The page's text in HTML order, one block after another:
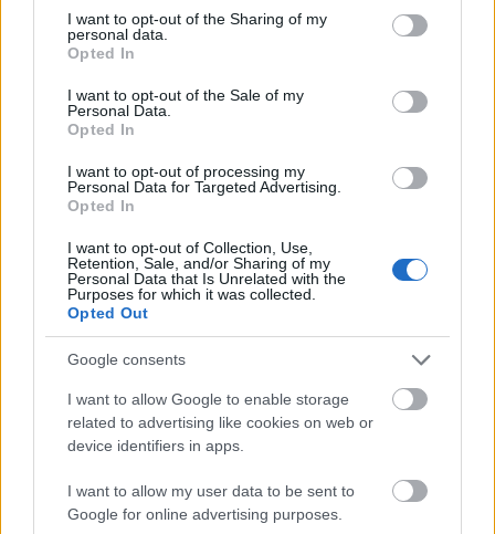
not limited to your visit or usage behaviour. You may click to
grant or deny consent to Google and its third-party tags to
use your data for below specified purposes in below Google
consent section.
I want to opt-out of the Sharing of my
personal data.
Opted In
I want to opt-out of the Sale of my
Personal Data.
Opted In
I want to opt-out of processing my
Personal Data for Targeted Advertising.
Opted In
I want to opt-out of Collection, Use,
Retention, Sale, and/or Sharing of my
Personal Data that Is Unrelated with the
Purposes for which it was collected.
Opted Out
Google consents
I want to allow Google to enable storage
related to advertising like cookies on web or
device identifiers in apps.
I want to allow my user data to be sent to
Google for online advertising purposes.
napod van és ma jól érzem magam, megvan a
ritmus. Brooklynban lepacsizok Hollaubek Petiékkel,
egy nem szerény méretű magyar zászló alatt állnak
precízen a megbeszélt ponton, az IT-sok ilyenek.
Minden nagyon gyorsan megy féltávig és ez jó,
az ortodox zsidónegyedben, a gospel kórust a fekete
templom előtt, milliók szurkolnak. Beér engem a
tempóm, csatlakozom és együtt megyünk fel a
Queensboro Bridge-re. 25 km-nél nagyon nehéz a
meredek híd és bár az iramfutó rendes, látványosan
visszavesz a tempóból, hogy ne ölje meg a csapatot -
a hídrol lefelé úgyis behozzuk- de még ezt a tempót
is csak úgy tudom tartani vele, hogy kigúvad a
szemem és hörgök az oxigénhiánytól. Nem hagysz
itt... most még nem, lihegek, de még van bennem erő,
hasizom feszül, karok lendülnek, lélegezz!! Tolom fel
másfél percet veszítettünk a tervhez képest, amit
még be kell hozni később.